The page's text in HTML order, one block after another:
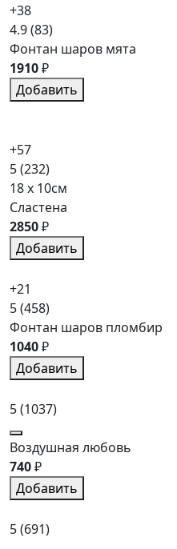
+38
4.9(83)
Фонтан шаров мята
1910₽
Добавить
+57
5(232)
18 x 10см
Сластена
2850₽
Добавить
+21
5(458)
Фонтан шаров пломбир
1040₽
Добавить
5(1037)
Воздушная любовь
740₽
Добавить
5(691)